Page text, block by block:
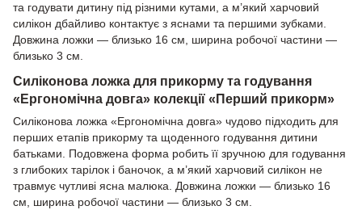
та годувати дитину під різними кутами, а м’який харчовий
силікон дбайливо контактує з яснами та першими зубками.
Довжина ложки — близько 16 см, ширина робочої частини —
близько 3 см.
Силіконова ложка для прикорму та годування
«Ергономічна довга» колекції «Перший прикорм»
Силіконова ложка «Ергономічна довга» чудово підходить для
перших етапів прикорму та щоденного годування дитини
батьками. Подовжена форма робить її зручною для годування
з глибоких тарілок і баночок, а м’який харчовий силікон не
травмує чутливі ясна малюка. Довжина ложки — близько 16
см, ширина робочої частини — близько 3 см.